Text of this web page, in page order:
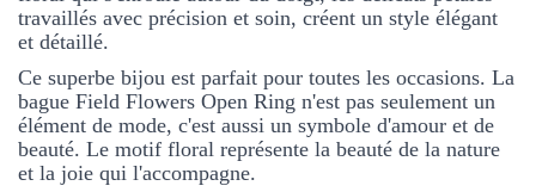
travaillés avec précision et soin, créent un style élégant
et détaillé.
Ce superbe bijou est parfait pour toutes les occasions. La
bague Field Flowers Open Ring n'est pas seulement un
élément de mode, c'est aussi un symbole d'amour et de
beauté. Le motif floral représente la beauté de la nature
et la joie qui l'accompagne.